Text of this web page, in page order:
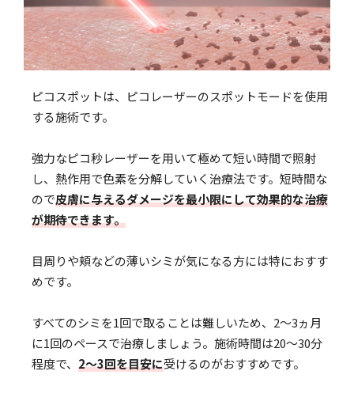
ピコスポットは、ピコレーザーのスポットモードを使用
する施術です。
強力なピコ秒レーザーを用いて極めて短い時間で照射
し、熱作用で色素を分解していく治療法です。短時間な
ので皮膚に与えるダメージを最小限にして効果的な治療
が期待できます。
目周りや頬などの薄いシミが気になる方には特におすす
めです。
すべてのシミを1回で取ることは難しいため、2〜3ヵ月
に1回のペースで治療しましょう。施術時間は20〜30分
程度で、 2〜3回を目安に受けるのがおすすめです。